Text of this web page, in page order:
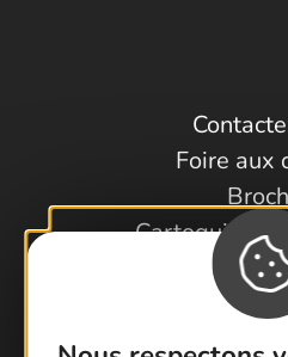
Foire aux
Cartoguides